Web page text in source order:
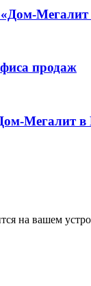
Мегалит
продаж
Мегалит в
на вашем